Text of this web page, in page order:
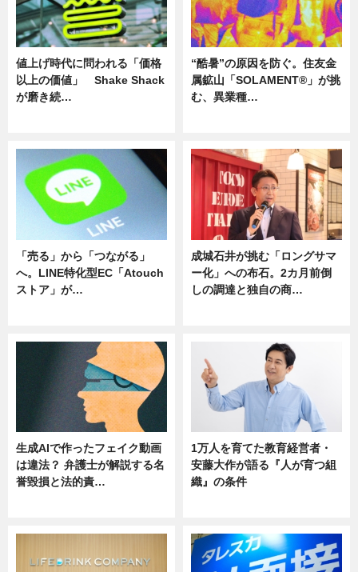
値上げ時代に問われる「価格
以上の価値」 Shake Shack
が磨き続…
“酷暑”の原因を防ぐ。住友金
属鉱山「SOLAMENT®」が挑
む、異業種…
「売る」から「つながる」
へ。LINE特化型EC「Atouch
ストア」が…
成城石井が挑む「ロングサマ
ー化」への布石。2カ月前倒
しの調達と独自の商…
生成AIで作ったフェイク動画
は違法？ 弁護士が解説する名
誉毀損と法的責…
1万人を育てた教育経営者・
安藤大作が語る『人が育つ組
織』の条件